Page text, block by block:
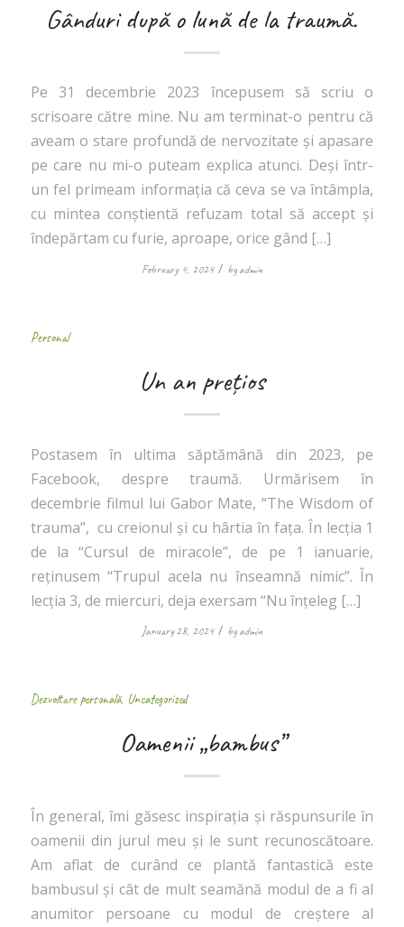
Gânduri după o lună de la traumă.
Pe 31 decembrie 2023 începusem să scriu o
scrisoare către mine. Nu am terminat-o pentru că
aveam o stare profundă de nervozitate și apasare
pe care nu mi-o puteam explica atunci. Deși într-
un fel primeam informația că ceva se va întâmpla,
cu mintea conștientă refuzam total să accept și
îndepărtam cu furie, aproape, orice gând […]
February 4, 2024 / byadmin
Personal
Un an prețios
Postasem în ultima săptămână din 2023, pe
Facebook, despre traumă. Urmărisem în
decembrie filmul lui Gabor Mate, “The Wisdom of
trauma”, cu creionul și cu hârtia în fața. În lecția 1
de la “Cursul de miracole”, de pe 1 ianuarie,
reținusem “Trupul acela nu înseamnă nimic”. În
lecția 3, de miercuri, deja exersam “Nu înțeleg […]
January 28, 2024 / byadmin
Dezvoltare personală, Uncategorized
Oamenii „bambus”
În general, îmi găsesc inspirația și răspunsurile în
oamenii din jurul meu și le sunt recunoscătoare.
Am aflat de curând ce plantă fantastică este
bambusul și cât de mult seamănă modul de a fi al
anumitor persoane cu modul de creștere al